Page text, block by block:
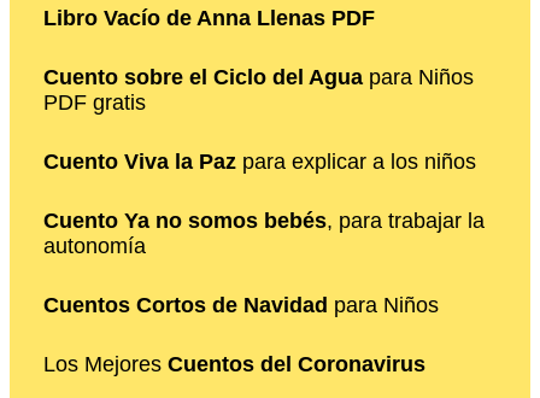
Libro Vacío de Anna Llenas PDF
Cuento sobre el Ciclo del Agua para Niños
PDF gratis
Cuento Viva la Paz para explicar a los niños
Cuento Ya no somos bebés, para trabajar la
autonomía
Cuentos Cortos de Navidad para Niños
Los Mejores Cuentos del Coronavirus